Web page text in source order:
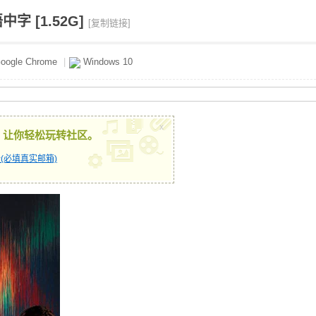
字 [1.52G] [复制链接]
Chrome Windows 10
你轻松玩转社区。
必填真实邮箱)
x